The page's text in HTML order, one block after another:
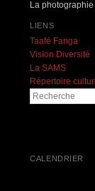
La
LIENS
Taafé Fanga
Vision Diversité
La SAMS
Répertoire
Recherche
CALENDRIER